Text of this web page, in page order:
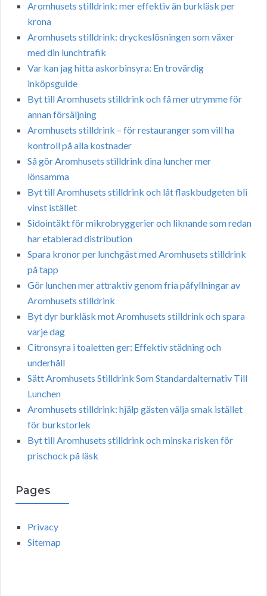
Aromhusets stilldrink: mer effektiv än burkläsk per
krona
Aromhusets stilldrink: dryckeslösningen som växer
med din lunchtrafik
Var kan jag hitta askorbinsyra: En trovärdig
inköpsguide
Byt till Aromhusets stilldrink och få mer utrymme för
annan försäljning
Aromhusets stilldrink – för restauranger som vill ha
kontroll på alla kostnader
Så gör Aromhusets stilldrink dina luncher mer
lönsamma
Byt till Aromhusets stilldrink och låt flaskbudgeten bli
vinst istället
Sidointäkt för mikrobryggerier och liknande som redan
har etablerad distribution
Spara kronor per lunchgäst med Aromhusets stilldrink
på tapp
Gör lunchen mer attraktiv genom fria påfyllningar av
Aromhusets stilldrink
Byt dyr burkläsk mot Aromhusets stilldrink och spara
varje dag
Citronsyra i toaletten ger: Effektiv städning och
underhåll
Sätt Aromhusets Stilldrink Som Standardalternativ Till
Lunchen
Aromhusets stilldrink: hjälp gästen välja smak istället
för burkstorlek
Byt till Aromhusets stilldrink och minska risken för
prischock på läsk
Pages
Privacy
Sitemap